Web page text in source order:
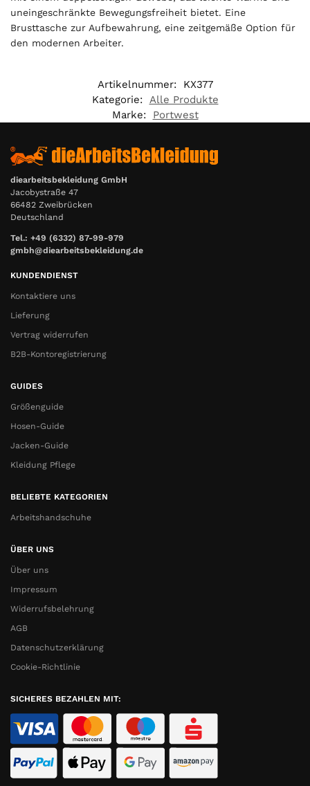
uneingeschränkte Bewegungsfreiheit bietet. Eine
Brusttasche zur Aufbewahrung, eine zeitgemäße Option für
den modernen Arbeiter.
Artikelnummer:
KX377
Kategorie: Alle Produkte
Marke:
Portwest
diearbeitsbekleidung GmbH
Jacobystraße 47
66482 Zweibrücken
Deutschland
Tel.: +49 (6332) 87-99-979
gmbh@diearbeitsbekleidung.de
KUNDENDIENST
Kontaktiere uns
Lieferung
Vertrag widerrufen
B2B-Kontoregistrierung
GUIDES
Größenguide
Hosen-Guide
Jacken-Guide
Kleidung Pflege
BELIEBTE KATEGORIEN
Arbeitshandschuhe
ÜBER UNS
Über uns
Impressum
Widerrufsbelehrung
AGB
Datenschutzerklärung
Cookie-Richtlinie
SICHERES BEZAHLEN MIT: